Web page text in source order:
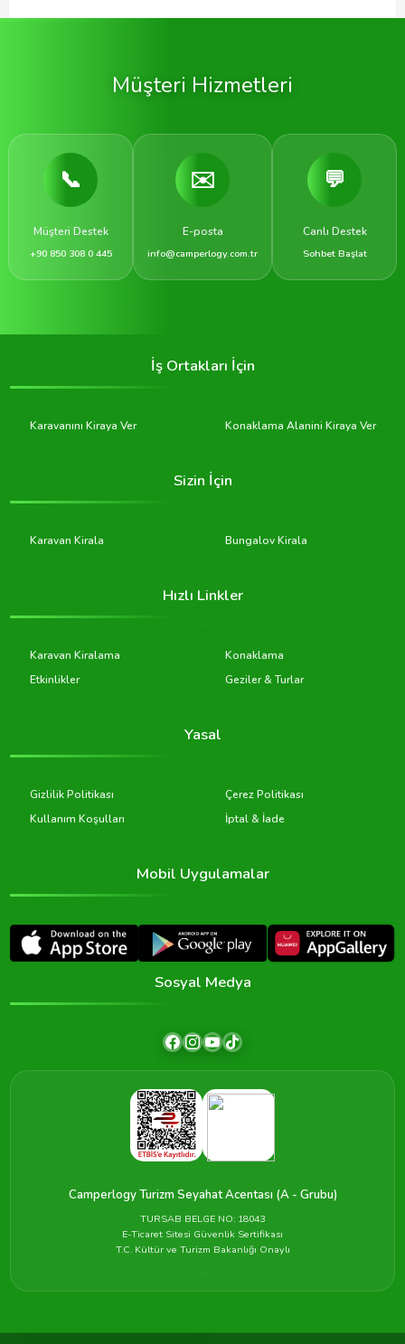
Müşteri Hizmetleri
📞
Müşteri Destek
+90 850 308 0 445
✉️
E-posta
info@camperlogy.com.tr
💬
Canlı Destek
Sohbet Başlat
İş Ortakları İçin
Karavanını Kiraya Ver Konaklama Alanini Kiraya Ver
Sizin İçin
Karavan Kirala Bungalov Kirala
Hızlı Linkler
Karavan Kiralama
Konaklama
Etkinlikler
Geziler & Turlar
Yasal
Gizlilik Politikası
Çerez Politikası
Kullanım Koşulları
İptal & İade
Mobil Uygulamalar
Sosyal Medya
Camperlogy Turizm Seyahat Acentası (A - Grubu)
TURSAB BELGE NO: 18043
E-Ticaret Sitesi Güvenlik Sertifikası
T.C. Kültür ve Turizm Bakanlığı Onaylı